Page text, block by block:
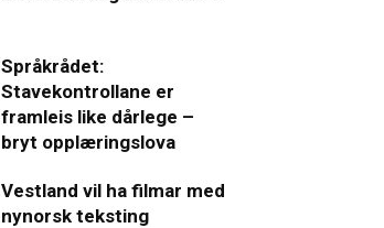
Språkrådet:
Stavekontrollane er
framleis like dårlege –
bryt opplæringslova
Vestland vil ha filmar med
nynorsk teksting